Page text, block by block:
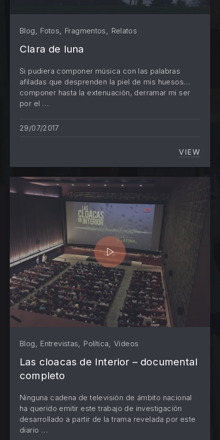
Blog Fotos Fragmentos Relatos
Clara de luna
Si pudiera componer música con las palabras
afiladas que desprenden la piel de mis huesos…
componer hasta la extenuación, derramar mi ser
por el …
29/07/2017
VIEWCLARA
Blog Entrevistas Política ,Videos
Las cloacas de Interior – documental
completo
Ninguna cadena de televisión de ámbito nacional
ha querido emitir este trabajo de investigación
desarrollado a partir de la trama revelada por este
diario …